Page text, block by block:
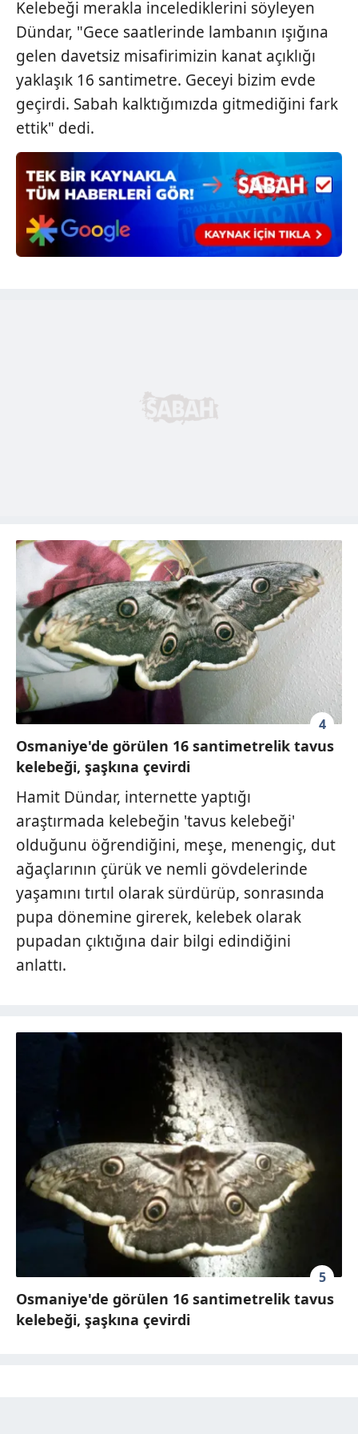
vasıtasıyla belirleyebilirsiniz. Çerezlere ilişkin detaylı bilgi
için Ayarlar butonuna tıklayabilir,Çerez Bilgilendirme
Metnimiziziyaret edebilirsiniz.
6698 sayılı Kişisel Verilerin Korunması Kanunu uyarınca
hazırlanmış Aydınlatma Metnimizi okumak ve sitemizde
ilgili mevzuata uygun olarak kullanılan çerezlerle ilgili bilgi
almak için lütfentıklayınız.
Kelebeği merakla incelediklerini söyleyen
Dündar, "Gece saatlerinde lambanın ışığına
gelen davetsiz misafirimizin kanat açıklığı
yaklaşık 16 santimetre. Geceyi bizim evde
geçirdi. Sabah kalktığımızda gitmediğini fark
ettik" dedi.
4
Osmaniye'de görülen 16 santimetrelik tavus
kelebeği, şaşkına çevirdi
Hamit Dündar, internette yaptığı
araştırmada kelebeğin 'tavus kelebeği'
olduğunu öğrendiğini, meşe, menengiç, dut
ağaçlarının çürük ve nemli gövdelerinde
yaşamını tırtıl olarak sürdürüp, sonrasında
pupa dönemine girerek, kelebek olarak
pupadan çıktığına dair bilgi edindiğini
anlattı.
5
Osmaniye'de görülen 16 santimetrelik tavus
kelebeği, şaşkına çevirdi